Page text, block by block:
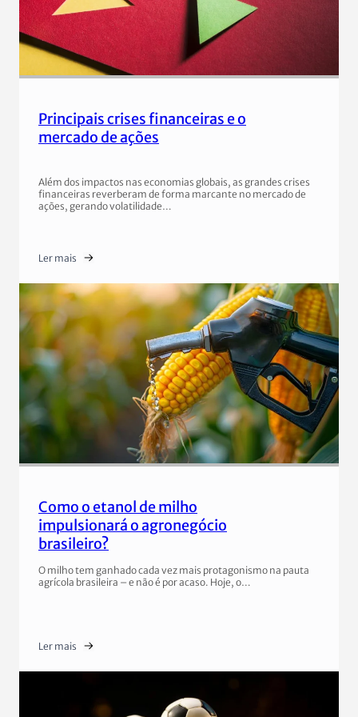
Principais crises financeiras e o
mercado de ações
Além dos impactos nas economias globais, as grandes crises
financeiras reverberam de forma marcante no mercado de
ações, gerando volatilidade…
Ler mais
Como o etanol de milho
impulsionará o agronegócio
brasileiro?
O milho tem ganhado cada vez mais protagonismo na pauta
agrícola brasileira – e não é por acaso. Hoje, o…
Ler mais